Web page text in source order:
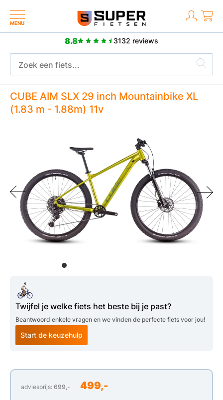
MENU
8.8 3132 reviews
Meer dan 2500 positieve reviews
CUBE AIM SLX 29 inch Mountainbike XL
(1.83 m - 1.88m) 11v
Twijfel je welke fiets het beste bij je past?
Beantwoord enkele vragen en we vinden de perfecte fiets voor jou!
Start de keuzehulp
adviesprijs: 699,- 499,-